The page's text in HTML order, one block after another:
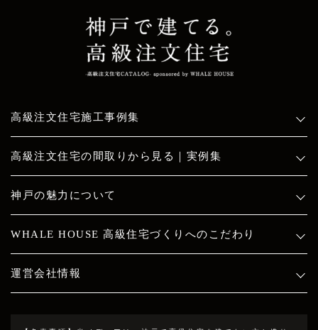
高級注文住宅施工事例集
高級注文住宅の間取りから見る｜実例集
神戸の魅力について
WHALE HOUSE 高級住宅づくりへのこだわり
運営会社情報